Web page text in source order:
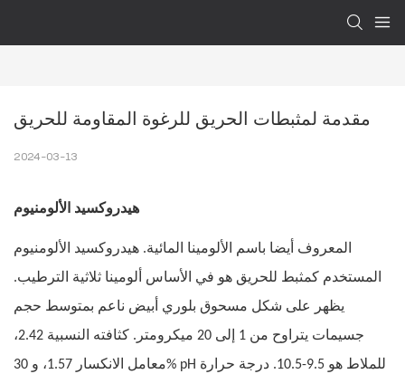
مقدمة لمثبطات الحريق للرغوة المقاومة للحريق
2024-03-13
هيدروكسيد الألومنيوم
المعروف أيضا باسم الألومينا المائية. هيدروكسيد الألومنيوم
المستخدم كمثبط للحريق هو في الأساس ألومينا ثلاثية الترطيب.
يظهر على شكل مسحوق بلوري أبيض ناعم بمتوسط ​​حجم
جسيمات يتراوح من 1 إلى 20 ميكرومتر. كثافته النسبية 2.42،
معامل الانكسار 1.57، و 30% pH للملاط هو 9.5-10.5. درجة حرارة